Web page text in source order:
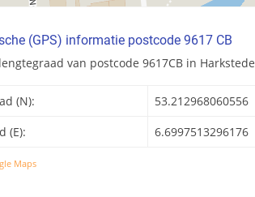
(GPS) informatie postcode 9617 CB
van postcode 9617CB in Harkstede
(N):
53.212968060556
(E):
6.6997513296176
Maps